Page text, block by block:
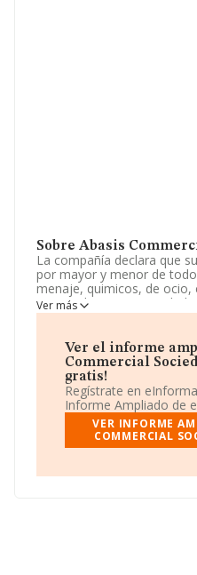
Sobre Abasis
La compañía declara que
por mayor y menor de
menaje, quimicos, de ocio,
registrada como Sociedad
referencia CNAE
exteriores.
Su teléfono es 985275448.
La compañía Abasis
Limitada, B33414681, se
Valdes núm. 3, (33002),
empresas pertenecientes
Ver más
Ver el informe
Commercial
gratis!
Regístrate en
Informe Ampliado de
VER INFORME
COMMERCIAL